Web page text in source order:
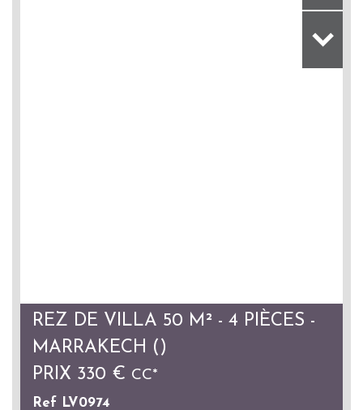
REZ DE VILLA 50 M² - 4 PIÈCES -
MARRAKECH ()
PRIX 330 € CC*
Ref LV0974